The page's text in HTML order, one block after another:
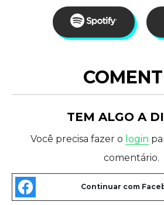
TEM ALGO A
Você precisa fazer o login
comentário.